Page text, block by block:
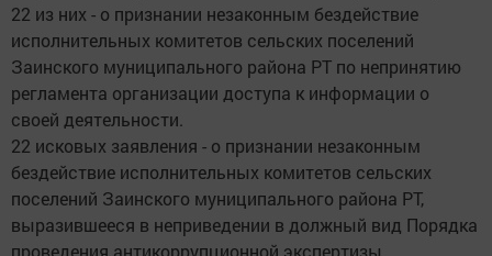
22 из них - о признании незаконным бездействие
исполнительных комитетов сельских поселений
Заинского муниципального района РТ по непринятию
регламента организации доступа к информации о
своей деятельности.
22 исковых заявления - о признании незаконным
бездействие исполнительных комитетов сельских
поселений Заинского муниципального района РТ,
выразившееся в неприведении в должный вид Порядка
проведения антикоррупционной экспертизы